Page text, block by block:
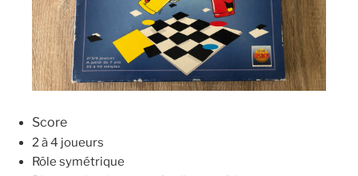
Score
2 à 4 joueurs
Rôle symétrique